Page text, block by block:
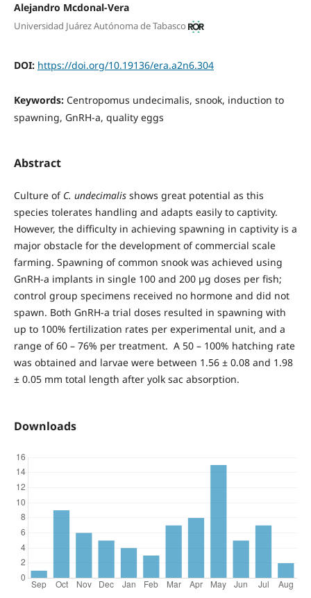
Alejandro Mcdonal-Vera
Universidad Juárez Autónoma de Tabasco
DOI: https://doi.org/10.19136/era.a2n6.304
Keywords: Centropomus undecimalis, snook, induction to
spawning, GnRH-a, quality eggs
Abstract
Culture of C. undecimalisshows great potential as this
species tolerates handling and adapts easily to captivity.
However, the difficulty in achieving spawning in captivity is a
major obstacle for the development of commercial scale
farming. Spawning of common snook was achieved using
GnRH-a implants in single 100 and 200 µg doses per fish;
control group specimens received no hormone and did not
spawn. Both GnRH-a trial doses resulted in spawning with
up to 100% fertilization rates per experimental unit, and a
range of 60 – 76% per treatment. A 50 – 100% hatching rate
was obtained and larvae were between 1.56 ± 0.08 and 1.98
± 0.05 mm total length after yolk sac absorption.
Downloads